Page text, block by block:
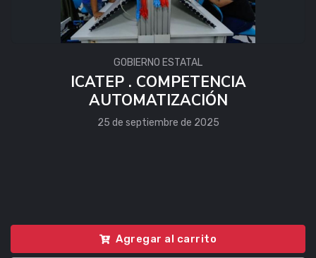
GOBIERNO ESTATAL
ICATEP . COMPETENCIA
AUTOMATIZACIÓN
25 de septiembre de 2025
Agregar al carrito